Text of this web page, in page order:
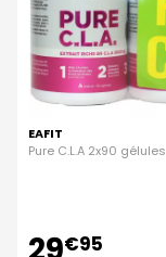
EAFIT
Pure C.L.A 2x90 gélules
€95